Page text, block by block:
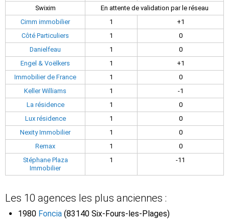
Swixim
En attente de validation par le réseau
Cimm immobilier
1
+1
Côté Particuliers
1
0
Danielfeau
1
0
Engel & Voëlkers
1
+1
Immobilier de France
1
0
Keller Williams
1
-1
La résidence
1
0
Lux résidence
1
0
Nexity Immobilier
1
0
Remax
1
0
Stéphane Plaza
Immobilier
1 -11
Les 10 agences les plus anciennes :
1980 Foncia (83140 Six-Fours-les-Plages)